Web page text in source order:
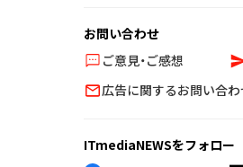
お問い合わせ
ご意見・ご感想
広告に関するお問い合わ
ITmediaNEWSをフォロー